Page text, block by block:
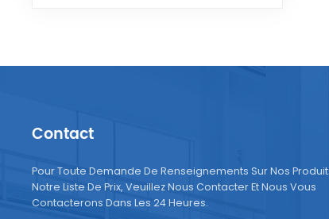
Contact
Pour Toute Demande De Renseignements Sur Nos
Notre Liste De Prix, Veuillez Nous Contacter Et Nous Vous
Contacterons Dans Les 24 Heures.